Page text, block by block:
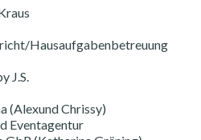
Hausaufgabenbetreuung
J.S.
(Alexund Chrissy)
Eventagentur